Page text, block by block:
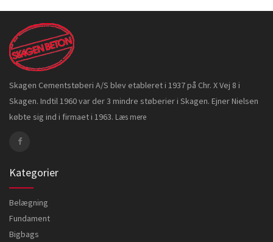
Skagen Cementstøberi A/S blev etableret i 1937 på Chr. X Vej 8 i
Skagen. Indtil 1960 var der 3 mindre støberier i Skagen. Ejner Nielsen
købte sig ind i firmaet i 1963. Læs mere
Kategorier
Belægning
Fundament
Bigbags